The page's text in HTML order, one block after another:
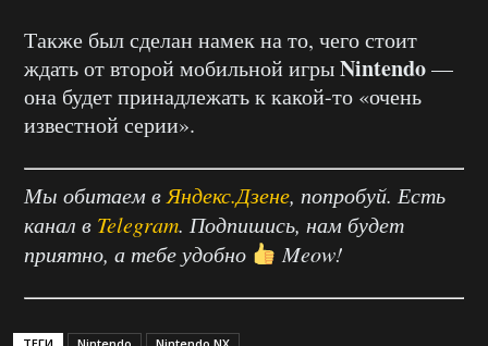
Также был сделан намек на то, чего стоит
ждать от второй мобильной игрыNintendo—
она будет принадлежать к какой-то «очень
известной серии».
Мы обитаем вЯндекс.Дзене, попробуй. Есть
канал в Telegram. Подпишись, нам будет
приятно, а тебе удобно
Meow!